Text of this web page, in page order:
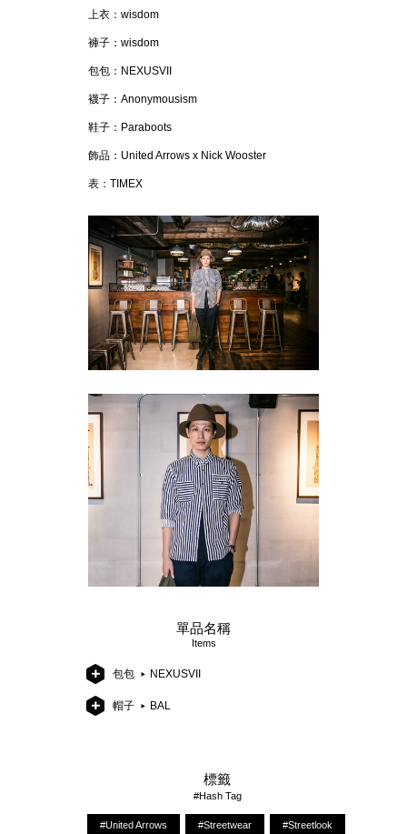
上衣：wisdom
褲子：wisdom
包包：NEXUSVII
襪子：Anonymousism
鞋子：Paraboots
飾品：United Arrows x Nick Wooster
表：TIMEX
單品名稱
Items
包包 NEXUSVII
帽子 BAL
標籤
#Hash Tag
#United Arrows #Streetwear #Streetlook